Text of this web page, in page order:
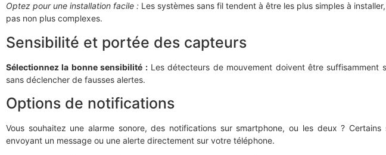
Optez pour une installation facile : Les systèmes sans fil tendent à être les plus simples à
pas non plus complexes.
Sensibilité et portée des capteurs
Sélectionnez la bonne sensibilité :Les détecteurs de mouvement doivent être suffisamment
sans déclencher de fausses alertes.
Options de notifications
Vous souhaitez une alarme sonore, des notifications sur smartphone, ou les deux ? Certains
envoyant un message ou une alerte directement sur votre téléphone.